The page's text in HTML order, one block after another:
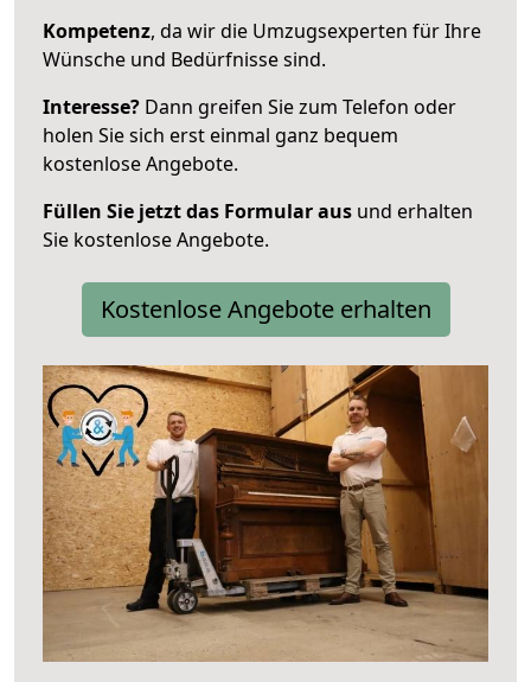
Kompetenz, da wir die Umzugsexperten für Ihre
Wünsche und Bedürfnisse sind.
Interesse? Dann greifen Sie zum Telefon oder
holen Sie sich erst einmal ganz bequem
kostenlose Angebote.
Füllen Sie jetzt das Formular aus und erhalten
Sie kostenlose Angebote.
Kostenlose Angebote erhalten